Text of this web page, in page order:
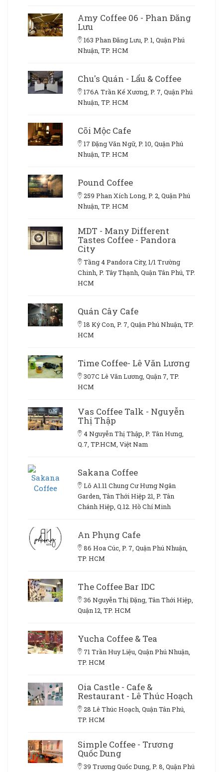
Amy Coffee 06 - Phan Đăng
Lưu
163 Phan Đăng Lưu, P. 1, Quận Phú
Nhuận, TP. HCM
Chu's Quán - Lẩu & Coffee
176A Trần Kế Xương, P. 7, Quận Phú
Nhuận, TP. HCM
Cõi Mộc Cafe
17 Đặng Văn Ngữ, P. 10, Quận Phú
Nhuận, TP. HCM
Pound Coffee
259 Phan Xích Long, P. 2, Quận Phú
Nhuận, TP. HCM
MDT - Many Different
Tastes Coffee - Pandora
City
Tầng 4 Pandora City, 1/1 Trường
Chinh, P. Tây Thạnh, Quận Tân Phú, TP.
HCM
Quán Cây Cafe
18 Ký Con, P. 7, Quận Phú Nhuận, TP.
HCM
Time Coffee- Lê Văn Lương
307C Lê Văn Lương, Quận 7, TP.
HCM
Vas Coffee Talk - Nguyễn
Thị Thập
4 Nguyễn Thị Thập, P. Tân Hưng,
Q.7, TP.HCM, Việt Nam
Sakana Coffee
Lô A1.11 Chung Cư Hưng Ngân
Garden, Tân Thới Hiệp 21, P. Tân
Chánh Hiệp, Q.12. Hồ Chí Minh
An Phụng Cafe
86 Hoa Cúc, P. 7, Quận Phú Nhuận,
TP. HCM
The Coffee Bar IDC
36 Nguyễn Thị Đặng, Tân Thới Hiệp,
Quận 12, TP. HCM
Yucha Coffee & Tea
71 Trần Huy Liệu, Quận Phú Nhuận,
TP. HCM
Oia Castle - Cafe &
Restaurant - Lê Thúc Hoạch
28 Lê Thúc Hoạch, Quận Tân Phú,
TP. HCM
Simple Coffee - Trương
Quốc Dung
39 Trương Quốc Dung, P. 8, Quận Phú